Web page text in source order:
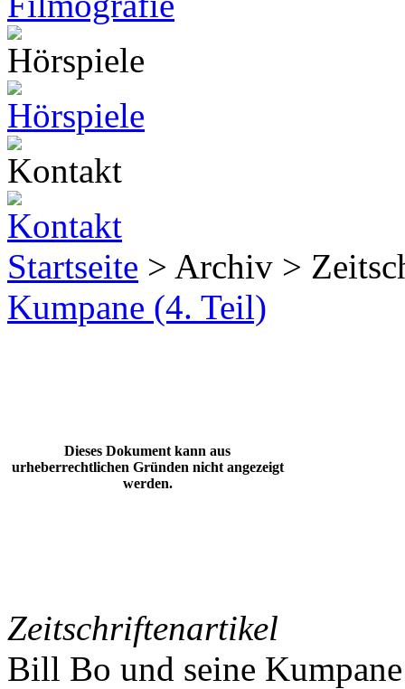
Startseite > Archiv >
Kumpane (4. Teil)
Dieses Dokument kann aus
urheberrechtlichen Gründen nicht angezeigt
werden.
Zeitschriftenartikel
Bill Bo und seine